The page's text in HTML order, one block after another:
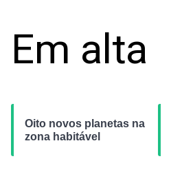
Em alta
Oito novos planetas na
zona habitável